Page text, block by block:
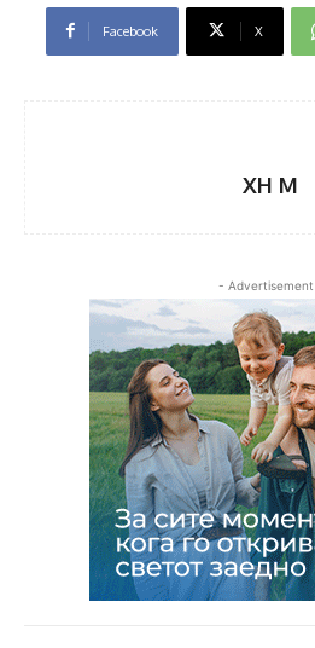
Facebook X
XH M
-